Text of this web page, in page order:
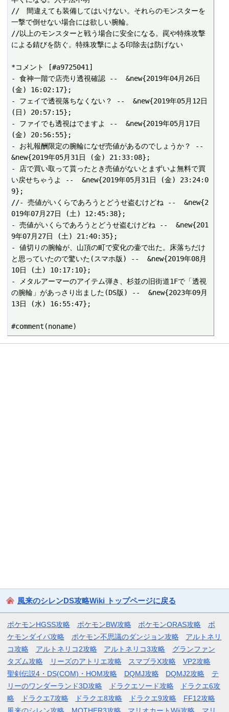
//　間違えても装備してはいけない。それらのモンスターを
一撃で倒せない場合には欲しい腕輪。
//以上のモンスターと戦う場合に安全になる。罠や特殊攻撃
による錆びを防ぐ。特殊攻撃による印除去は防げない
*コメント [#a9725041]
- 食神一階で店売り透視確認 --  &new{2019年04月26日
(金) 16:02:17};
- フェイで透視落ちなくない？ --  &new{2019年05月12日
(日) 20:57:15};
- ファイでも透視はでますよ --  &new{2019年05月17日
(金) 20:56:55};
- お礼報酬限定の腕輪になぜ売値があるのでしょうか？ --
&new{2019年05月31日 (金) 21:33:08};
- 店で買い取って貰ったとき売値がないとまずいよ無料で買
い戻せちゃうよ --  &new{2019年05月31日 (金) 23:24:0
9};
//- 売値がいくらであろうとどうせ盗むけどね --  &new{2
019年07月27日 (土) 12:45:38};
- 売値がいくらであろうとどうせ盗むけどね --  &new{201
9年07月27日 (土) 21:40:35};
- 値切りの腕輪が、山頂の町で変化の壷で出た。床落ちだけ
と思っていたので驚いた(スマホ版) --  &new{2019年08月
10日 (土) 10:17:10};
- メタルアーマーのアイテム弾き、杉並の旧街道1Fで「透視
の腕輪」があっさり出ました(DS版) --  &new{2023年09月
13日 (水) 16:55:47};
風来のシレンDS攻略Wiki トップページに戻る
ポケモンHGSS攻略 ポケモンBW攻略 ポケモンORAS攻略
ポ
ケモンダイパ攻略
ポケモン不思議のダンジョン攻略
アルトネリ
コ攻略
アルトネリコ2攻略 アルトネリコ3攻略
グランファン
タズム攻略
リーズのアトリエ攻略 スマブラX攻略
VP2攻略
聖剣伝説4・DS(COM)・HOM攻略
DQMJ攻略 DQMJ2攻略
テ
リーのワンダーランド3D攻略
ドラクエソード攻略
ドラクエ6攻
略
ドラクエ7攻略 ドラクエ8攻略 ドラクエ9攻略
FF12攻略
風来のシレン攻略
MOTHER3攻略 マリオカートWii攻略 マリ